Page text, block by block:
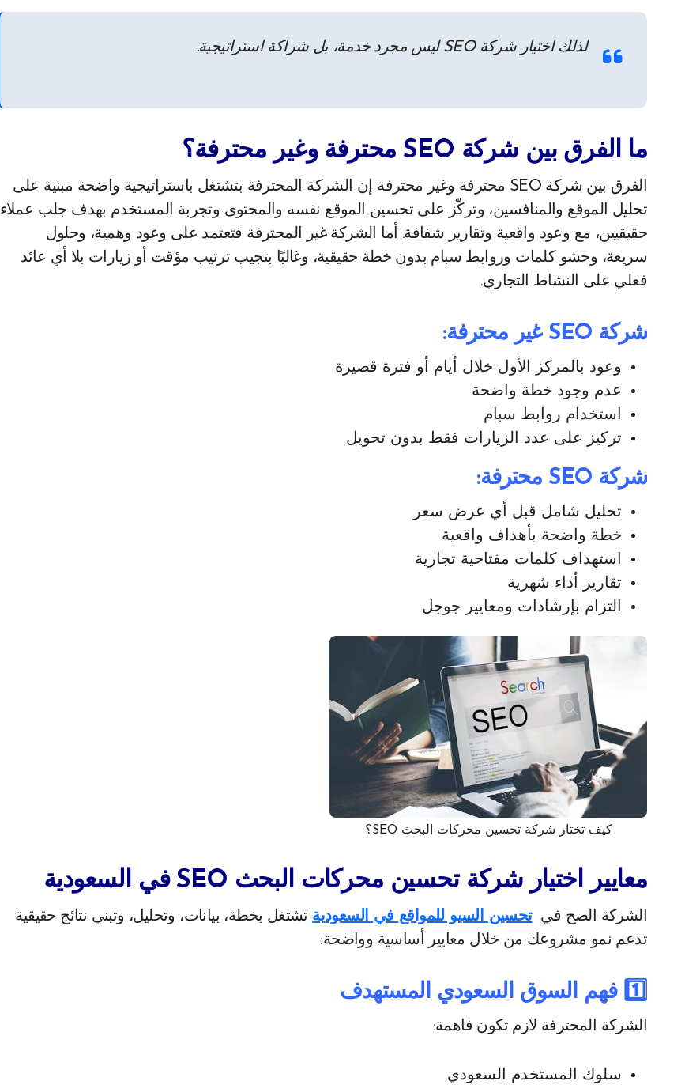
لذلك اختيار شركة SEO ليس مجرد خدمة، بل شراكة استراتيجية.
ما الفرق بين شركة SEO محترفة وغير محترفة؟
الفرق بين شركة SEO محترفة وغير محترفة إن الشركة المحترفة بتشتغل باستراتيجية واضحة مبنية على
تحليل الموقع والمنافسين، وتركّز على تحسين الموقع نفسه والمحتوى وتجربة المستخدم بهدف جلب عملاء
حقيقيين، مع وعود واقعية وتقارير شفافة. أما الشركة غير المحترفة فتعتمد على وعود وهمية، وحلول
سريعة، وحشو كلمات وروابط سبام بدون خطة حقيقية، وغالبًا بتجيب ترتيب مؤقت أو زيارات بلا أي عائد
فعلي على النشاط التجاري.
شركة SEO غير محترفة:
وعود بالمركز الأول خلال أيام أو فترة قصيرة
عدم وجود خطة واضحة
استخدام روابط سبام
تركيز على عدد الزيارات فقط بدون تحويل
شركة SEO محترفة:
تحليل شامل قبل أي عرض سعر
خطة واضحة بأهداف واقعية
استهداف كلمات مفتاحية تجارية
تقارير أداء شهرية
التزام بإرشادات ومعايير جوجل
كيف تختار شركة تحسين محركات البحث SEO؟
معايير اختيار شركة تحسين محركات البحث SEO في السعودية
الشركة الصح فيتحسين السيو للمواقع في السعودية تشتغل بخطة، بيانات، وتحليل، وتبني نتائج حقيقية
تدعم نمو مشروعك من خلال معايير أساسية وواضحة:
1️⃣ فهم السوق السعودي المستهدف
الشركة المحترفة لازم تكون فاهمة:
سلوك المستخدم السعودي